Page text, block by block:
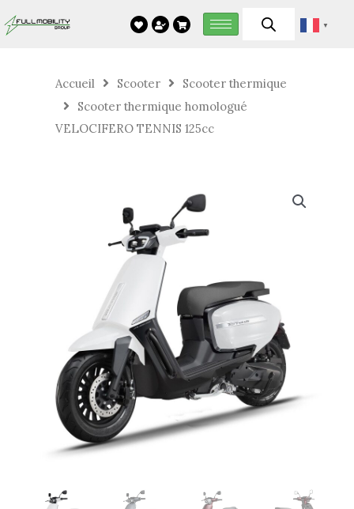
au
▼
Accueil Scooter
Scooter thermique
Scooter thermique homologué
VELOCIFERO TENNIS 125cc